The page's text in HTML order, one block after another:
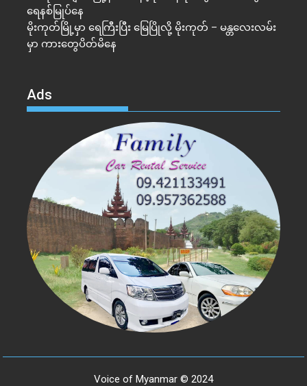
ရေနစ်မြုပ်နေ
မိုးကုတ်မြို့မှာ ရေကြီးပြီး မြေပြိုလို့ မိုးကုတ် – မန္တလေးလမ်း
မှာ ကားတွေပိတ်မိနေ
Ads
Voice of Myanmar © 2024